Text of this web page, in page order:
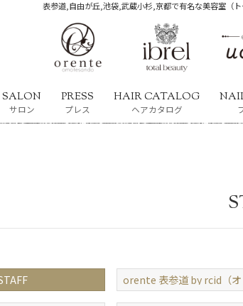
表参道,自由が丘,池袋,武蔵小杉,京都で有名な美容室（
SALON
サロン
PRESS
プレス
HAIR CATALOG
ヘアカタログ
orente 表参道 by rcid（